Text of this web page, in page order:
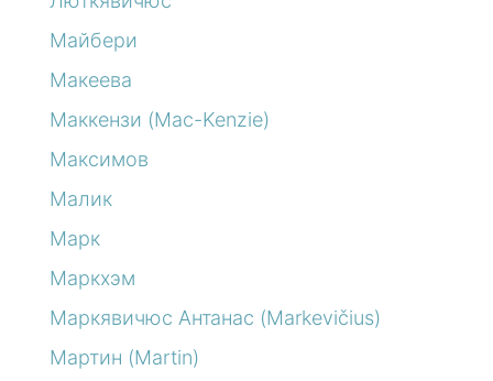
Майбери
Макеева
Маккензи (Mac-Kenzie)
Максимов
Малик
Марк
Маркхэм
Маркявичюс Антанас (Markevičius)
Мартин (Martin)